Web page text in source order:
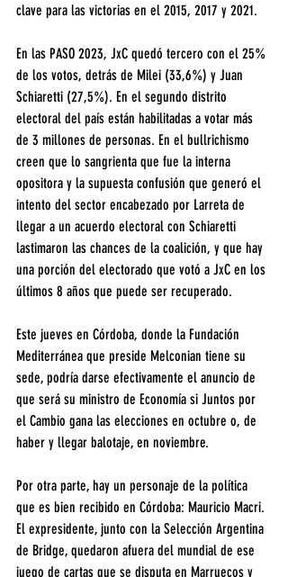
clave para las victorias en el 2015, 2017 y 2021.
En las PASO 2023, JxC quedó tercero con el 25%
de los votos, detrás de Milei (33,6%) y Juan
Schiaretti (27,5%). En el segundo distrito
electoral del país están habilitadas a votar más
de 3 millones de personas. En el bullrichismo
creen que lo sangrienta que fue la interna
opositora y la supuesta confusión que generó el
intento del sector encabezado por Larreta de
llegar a un acuerdo electoral con Schiaretti
lastimaron las chances de la coalición, y que hay
una porción del electorado que votó a JxC en los
últimos 8 años que puede ser recuperado.
Este jueves en Córdoba, donde la Fundación
Mediterránea que preside Melconian tiene su
sede, podría darse efectivamente el anuncio de
que será su ministro de Economía si Juntos por
el Cambio gana las elecciones en octubre o, de
haber y llegar balotaje, en noviembre.
Por otra parte, hay un personaje de la política
que es bien recibido en Córdoba: Mauricio Macri.
El expresidente, junto con la Selección Argentina
de Bridge, quedaron afuera del mundial de ese
juego de cartas que se disputa en Marruecos y